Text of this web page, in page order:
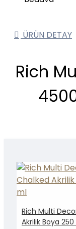
ÜRÜN DETAY
Rich
Rich Multi
Akrilik Boya